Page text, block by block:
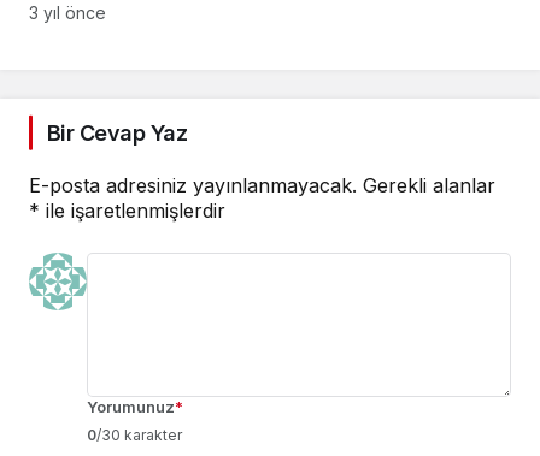
3 yıl önce
Bir Cevap Yaz
E-posta adresiniz yayınlanmayacak. Gerekli alanlar
* ile işaretlenmişlerdir
Yorumunuz*
0/30 karakter